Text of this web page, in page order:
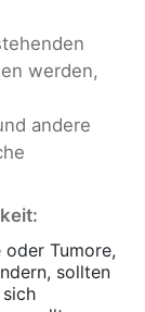
werden,
andere
Tumore,
sollten